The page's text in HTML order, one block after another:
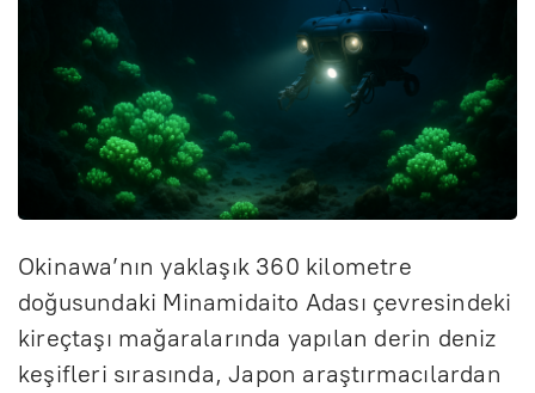
Okinawa’nın yaklaşık 360 kilometre
doğusundaki Minamidaito Adası çevresindeki
kireçtaşı mağaralarında yapılan derin deniz
keşifleri sırasında, Japon araştırmacılardan